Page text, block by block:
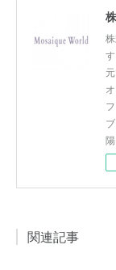
関連記事